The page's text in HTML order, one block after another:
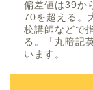
偏差値は39か
70を超える。
校講師などで
る。「丸暗記
います。